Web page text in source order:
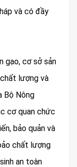
và có đầy
gạo, cơ sở sản
lượng và
Bộ Nông
cơ quan chức
bảo quản và
chất lượng
an toàn